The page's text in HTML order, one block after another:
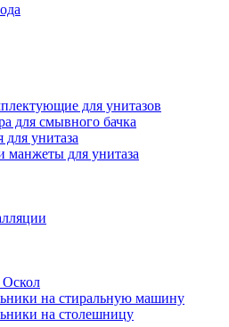
для унитазов
для смывного бачка
для унитаза
манжеты для унитаза
на стиральную машину
на столешницу